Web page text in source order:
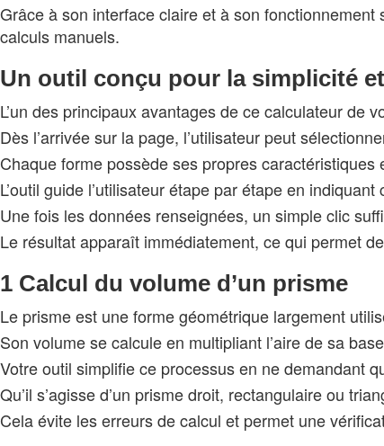
Grâce à son interface claire et à son
calculs manuels.
Un outil conçu pour la simplicité
L’un des principaux avantages de ce calculateur de
Dès l’arrivée sur la page, l’utilisateur peut
Chaque forme possède ses propres
L’outil guide l’utilisateur étape par étape en
Une fois les données renseignées, un simple clic
Le résultat apparaît immédiatement, ce qui permet
1 Calcul du volume d’un prisme
Le prisme est une forme géométrique largement
Son volume se calcule en multipliant l’aire de sa
Votre outil simplifie ce processus en ne demandant
Qu’il s’agisse d’un prisme droit, rectangulaire ou
Cela évite les erreurs de calcul et permet une